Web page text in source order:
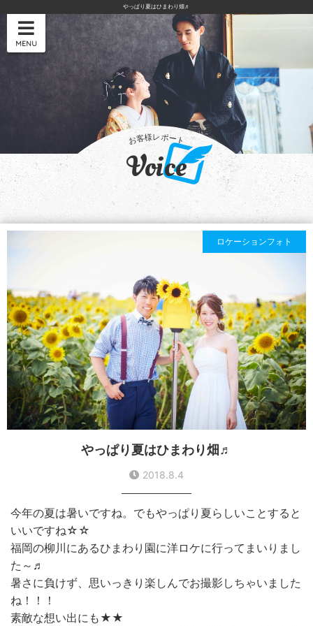
やっぱり夏はひまわり畑♬
MENU
Voice
ロケーションフォト
やっぱり夏はひまわり畑♬
2018.8.4
今年の夏は暑いですね。でもやっぱり夏らしいことすると
いいですね☆☆
福岡の柳川にあるひまわり園に洋ロケに行ってまいりまし
た～♬
暑さに負けず、思いっきり楽しんでお撮影しちゃいました
ね！！！
素敵な想い出にも★★